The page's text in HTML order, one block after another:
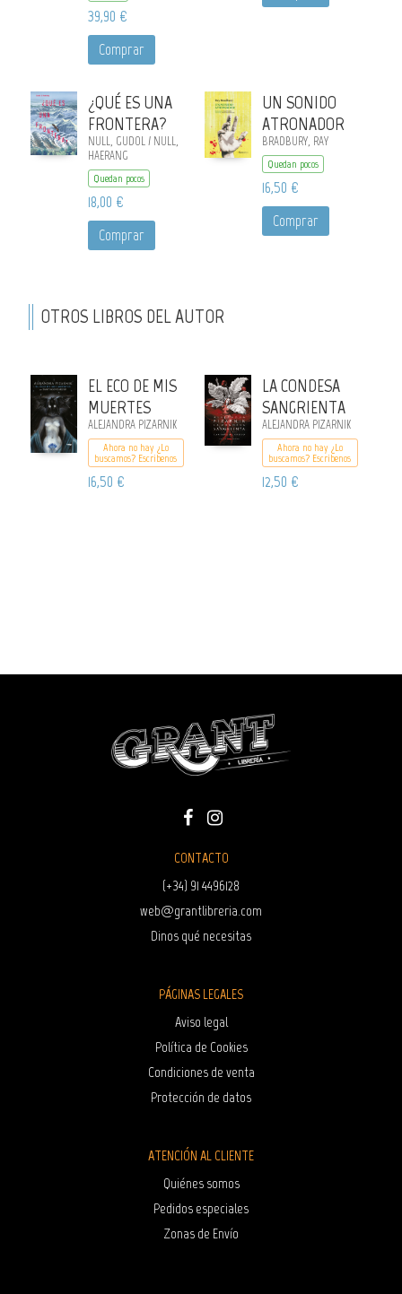
39,90 €
Comprar
¿QUÉ ES UNA
FRONTERA?
NULL, GUDOL / NULL,
HAERANG
Quedan pocos
18,00 €
Comprar
UN SONIDO
ATRONADOR
BRADBURY, RAY
Quedan pocos
16,50 €
Comprar
OTROS LIBROS DEL AUTOR
EL ECO DE MIS
MUERTES
ALEJANDRA PIZARNIK
Ahora no hay ¿Lo
buscamos? Escribenos
16,50 €
LA CONDESA
SANGRIENTA
ALEJANDRA PIZARNIK
Ahora no hay ¿Lo
buscamos? Escribenos
12,50 €
CONTACTO
(+34) 91 4496128
web@grantlibreria.com
Dinos qué necesitas
PÁGINAS LEGALES
Aviso legal
Política de Cookies
Condiciones de venta
Protección de datos
ATENCIÓN AL CLIENTE
Quiénes somos
Pedidos especiales
Zonas de Envío